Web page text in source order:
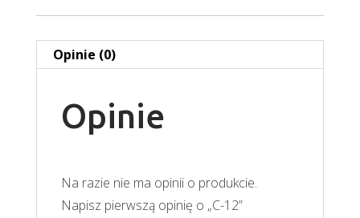
Opinie (0)
Opinie
Na razie nie ma opinii o produkcie.
Napisz pierwszą opinię o „C-12”